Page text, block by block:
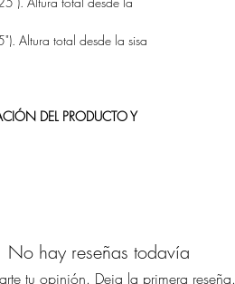
Altura total desde la sisa
DEL PRODUCTO Y
No hay reseñas todavía
tu opinión. Deja la primera reseña.